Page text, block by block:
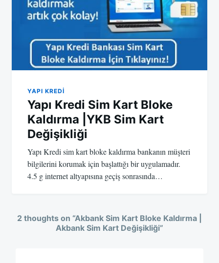
YAPI KREDI
Yapı Kredi Sim Kart Bloke
Kaldırma |YKB Sim Kart
Değişikliği
Yapı Kredi sim kart bloke kaldırma bankanın müşteri
bilgilerini korumak için başlattığı bir uygulamadır.
4.5 g internet altyapısına geçiş sonrasında…
2 thoughts on “Akbank Sim Kart Bloke Kaldırma |
Akbank Sim Kart Değişikliği”